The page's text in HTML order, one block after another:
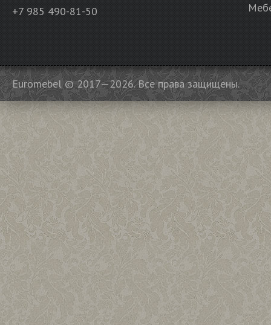
+7 985 490-81-50
Euromebel © 2017—2026. Все права защищены.